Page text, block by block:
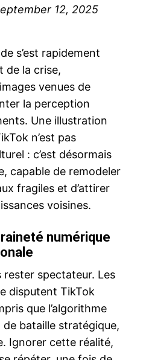
12, 2025
s’est rapidement
de la crise,
venues de
la perception
Une illustration
n’est pas
: c’est désormais
capable de remodeler
fragiles et d’attirer
voisines.
numérique
rester spectateur. Les
disputent TikTok
que l’algorithme
bataille stratégique,
Ignorer cette réalité,